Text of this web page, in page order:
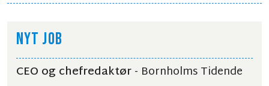
NYT JOB
CEO og chefredaktør- Bornholms Tidende